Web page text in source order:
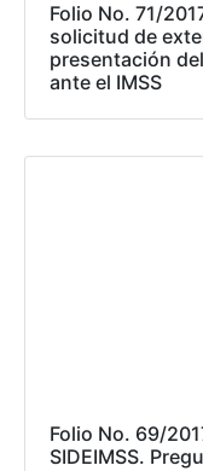
Folio No. 71/
solicitud de
presentación
ante el IMSS
Folio No. 69/
SIDEIMSS.